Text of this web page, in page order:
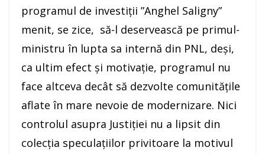
programul de investiții ”Anghel Saligny”
menit, se zice, să-l deservească pe primul-
ministru în lupta sa internă din PNL, deși,
ca ultim efect și motivație, programul nu
face altceva decât să dezvolte comunitățile
aflate în mare nevoie de modernizare. Nici
controlul asupra Justiției nu a lipsit din
colecția speculațiilor privitoare la motivul